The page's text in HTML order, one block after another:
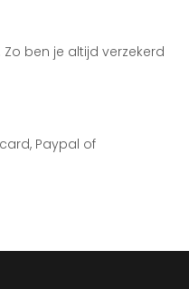
ben je altijd verzekerd
Paypal of